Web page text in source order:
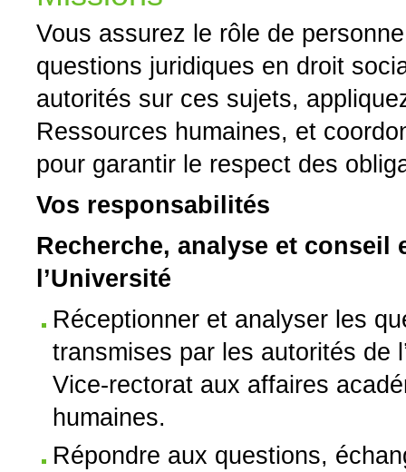
Vous assurez le rôle de
questions juridiques en droit
autorités sur ces sujets,
Ressources humaines, et
pour garantir le respect des
Vos responsabilités
Recherche, analyse et
l’Université
Réceptionner et analyser les
transmises par les autorités de
Vice-rectorat aux affaires
humaines.
Répondre aux questions,